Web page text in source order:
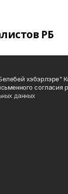
РБ
хэбэрлэре"
согласия
данных